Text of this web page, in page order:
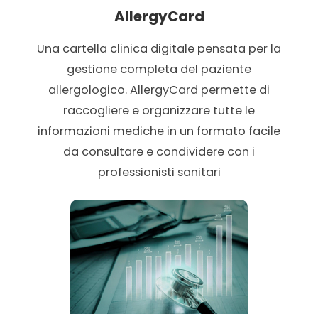
AllergyCard
Una cartella clinica digitale pensata per la
gestione completa del paziente
allergologico. AllergyCard permette di
raccogliere e organizzare tutte le
informazioni mediche in un formato facile
da consultare e condividere con i
professionisti sanitari